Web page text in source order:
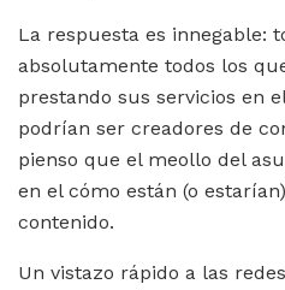
La respuesta es innegable:
absolutamente todos los
prestando sus servicios en
podrían ser creadores de
pienso que el meollo del
en el cómo están (o
contenido.
Un vistazo rápido a las